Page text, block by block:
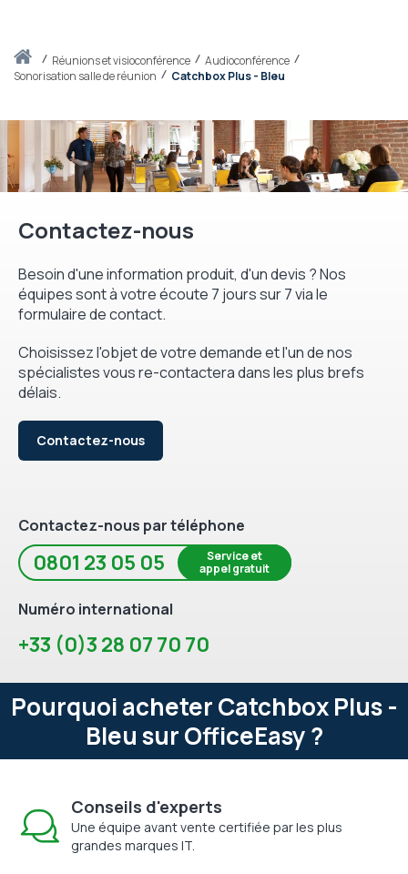
Accueilréunions et visioconférence
Audioconférence
Sonorisation salle de réunion
Catchbox Plus - Bleu
Contactez-nous
Besoin d'une information produit, d'un devis ? Nos
équipes sont à votre écoute 7 jours sur 7 via le
formulaire de contact.
Choisissez l'objet de votre demande et l'un de nos
spécialistes vous re-contactera dans les plus brefs
délais.
Contactez-nous
Contactez-nous par téléphone
0801 23 05 05
Service et
appel gratuit
Numéro international
+33 (0)3 28 07 70 70
Pourquoi acheter Catchbox Plus -
Bleu sur OfficeEasy ?
Conseils d'experts
Une équipe avant vente certifiée par les plus
grandes marques IT.